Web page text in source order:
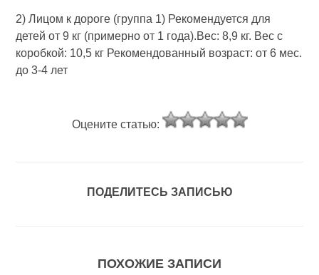
2) Лицом к дороге (группа 1) Рекомендуется для
детей от 9 кг (примерно от 1 года).Вес: 8,9 кг. Вес с
коробкой: 10,5 кг Рекомендованный возраст: от 6 мес.
до 3-4 лет
Оцените статью:
ПОДЕЛИТЕСЬ ЗАПИСЬЮ
ПОХОЖИЕ ЗАПИСИ